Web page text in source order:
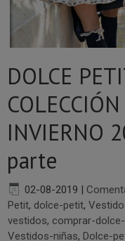
DOLCE
INVIERNO
parte
02-08-2019 |
Petit, dolce-petit,
vestidos, comprar-
Vestidos-niñas, Dolce-